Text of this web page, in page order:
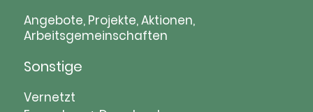
Navigation
überspringen
Angebote, Projekte, Aktionen,
Arbeitsgemeinschaften
Sonstige
Navigation
Vernetzt